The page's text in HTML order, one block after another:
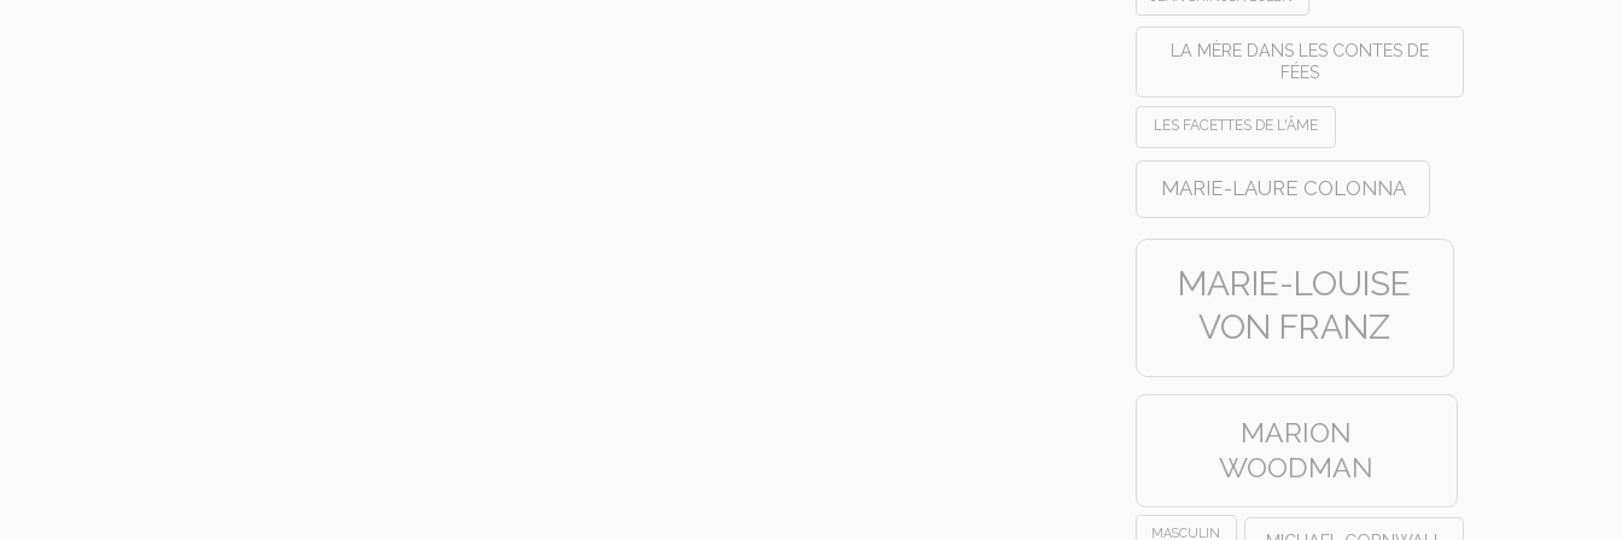
LA MÈRE DANS LES CONTES DE
FÉES
LES FACETTES DE L'ÂME
MARIE-LAURE COLONNA
MARIE-LOUISE
VON FRANZ
MARION
WOODMAN
MASCULIN